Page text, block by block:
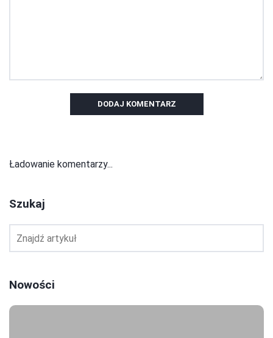
DODAJ KOMENTARZ
Ładowanie komentarzy...
Szukaj
Nowości